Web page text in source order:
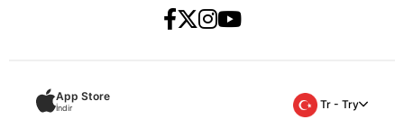
App Store
İndir Tr - Try